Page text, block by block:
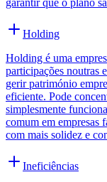
Holding
Holding é uma
participações noutras
gerir património
eficiente. Pode
simplesmente
comum em empresas
com mais solidez e
Ineficiências